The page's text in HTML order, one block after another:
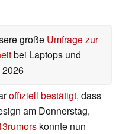
große Umfrage zur
bei Laptops und
offiziell bestätigt, dass
am Donnerstag,
konnte nun